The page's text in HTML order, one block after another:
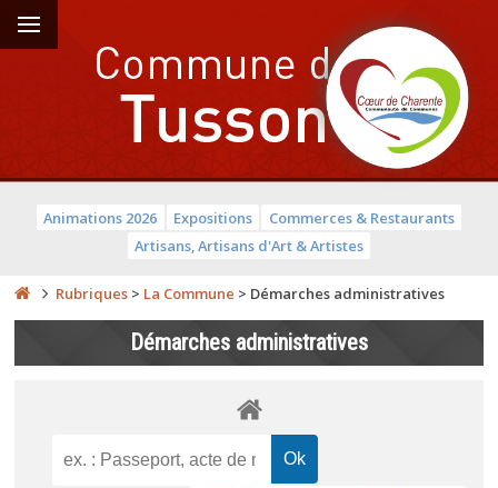
Animations 2026 Expositions
Commerces & Restaurants
Artisans, Artisans d'Art & Artistes
Rubriques > La Commune > Démarches administratives
Démarches administratives